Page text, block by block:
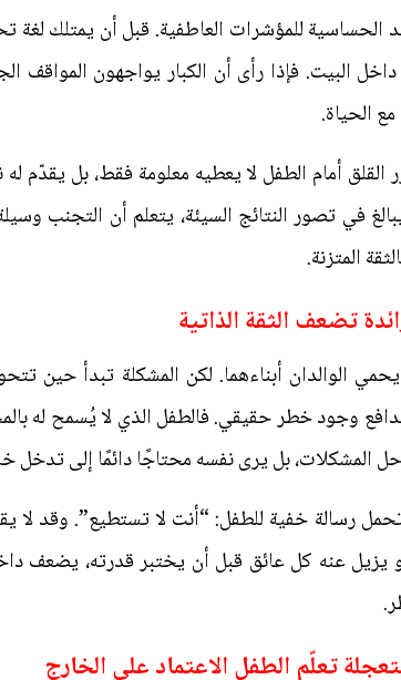
الحساسية للمؤشرات العاطفية. قبل أن يمتلك لغة
البيت. فإذا رأى أن الكبار يواجهون المواقف
مع الحياة.
القلق أمام الطفل لا يعطيه معلومة فقط، بل
في تصور النتائج السيئة، يتعلم أن التجنب
المتزنة.
الوالدان أبناءهما. لكن المشكلة تبدأ حين
وجود خطر حقيقي. فالطفل الذي لا يُسمح له
المشكلات، بل يرى نفسه محتاجًا دائمًا إلى تدخل
تحمل رسالة خفية للطفل: “أنت لا تستطيع”. وقد لا
يزيل عنه كل عائق قبل أن يختبر قدرته، يضعف